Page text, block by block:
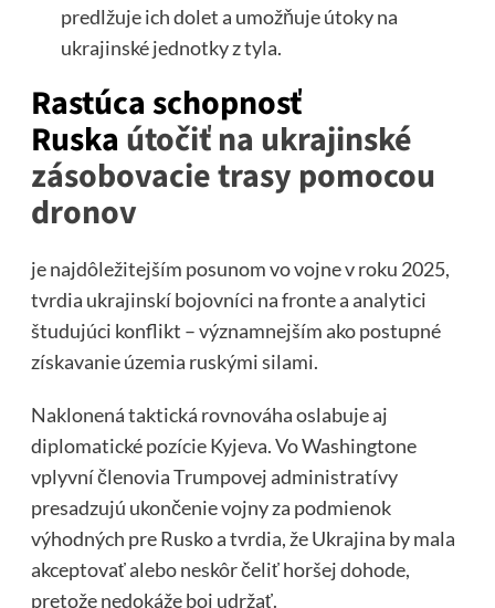
predlžuje ich dolet a umožňuje útoky na
ukrajinské jednotky z tyla.
Rastúca schopnosť
Ruska útočiť na ukrajinské
zásobovacie trasy pomocou
dronov
je najdôležitejším posunom vo vojne v roku 2025,
tvrdia ukrajinskí bojovníci na fronte a analytici
študujúci konflikt – významnejším ako postupné
získavanie územia ruskými silami.
Naklonená taktická rovnováha oslabuje aj
diplomatické pozície Kyjeva. Vo Washingtone
vplyvní členovia Trumpovej administratívy
presadzujú ukončenie vojny za podmienok
výhodných pre Rusko a tvrdia, že Ukrajina by mala
akceptovať alebo neskôr čeliť horšej dohode,
pretože nedokáže boj udržať.